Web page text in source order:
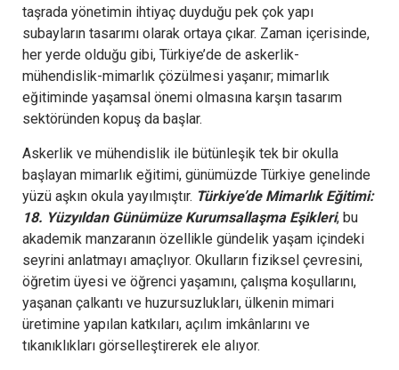
taşrada yönetimin ihtiyaç duyduğu pek çok yapı
subayların tasarımı olarak ortaya çıkar. Zaman içerisinde,
her yerde olduğu gibi, Türkiye’de de askerlik-
mühendislik-mimarlık çözülmesi yaşanır; mimarlık
eğitiminde yaşamsal önemi olmasına karşın tasarım
sektöründen kopuş da başlar.
Askerlik ve mühendislik ile bütünleşik tek bir okulla
başlayan mimarlık eğitimi, günümüzde Türkiye genelinde
yüzü aşkın okula yayılmıştır. Türkiye’de Mimarlık Eğitimi:
18. Yüzyıldan Günümüze Kurumsallaşma Eşikleri, bu
akademik manzaranın özellikle gündelik yaşam içindeki
seyrini anlatmayı amaçlıyor. Okulların fiziksel çevresini,
öğretim üyesi ve öğrenci yaşamını, çalışma koşullarını,
yaşanan çalkantı ve huzursuzlukları, ülkenin mimari
üretimine yapılan katkıları, açılım imkânlarını ve
tıkanıklıkları görselleştirerek ele alıyor.